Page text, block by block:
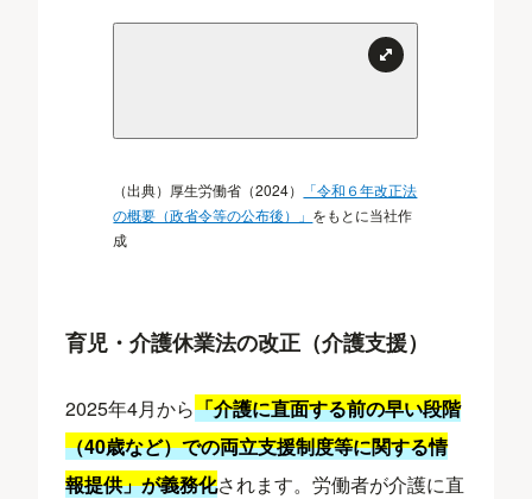
（出典）厚生労働省（2024）
「令和６年改正法
の概要（政省令等の公布後）」 をもとに当社作
成
育児・介護休業法の改正（介護支援）
2025年4月から「介護に直面する前の早い段階
（40歳など）での両立支援制度等に関する情
報提供」が義務化されます。労働者が介護に直